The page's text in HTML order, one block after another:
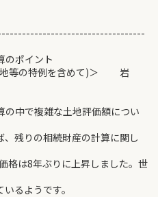
のポイント
を含めて)＞ 岩
中で複雑な土地評価額につい
残りの相続財産の計算に関し
は8年ぶりに上昇しました。世
るようです。